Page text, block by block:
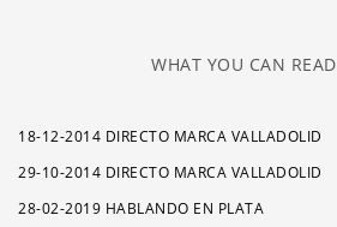
WHAT YOU CAN
18-12-2014 DIRECTO MARCA VALLADOLID
29-10-2014 DIRECTO MARCA VALLADOLID
28-02-2019 HABLANDO EN PLATA